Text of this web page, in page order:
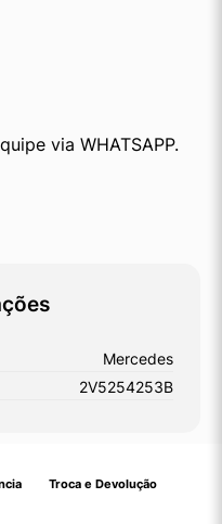
via WHATSAPP.
Mercedes
2V5254253B
Troca e Devolução